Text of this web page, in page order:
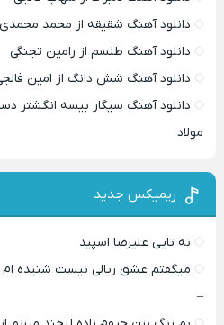
دانلود آهنگ شقیقه از محمد محمدی
دانلود آهنگ طلسم از رامین تجنگی
دانلود آهنگ شش دانگ از امین
دانلود آهنگ سیگار بیسه انگشتر
مولاد
ریمیکس جدید
نه تایی علیرضا اسپید
میگفتم عشق ریالی نیست شنیده ام
–